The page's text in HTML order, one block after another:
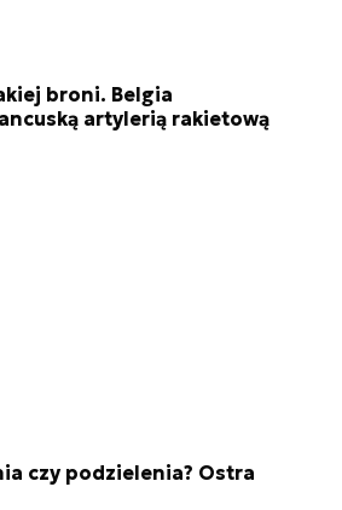
broni. Belgia
artylerią rakietową
czy podzielenia? Ostra